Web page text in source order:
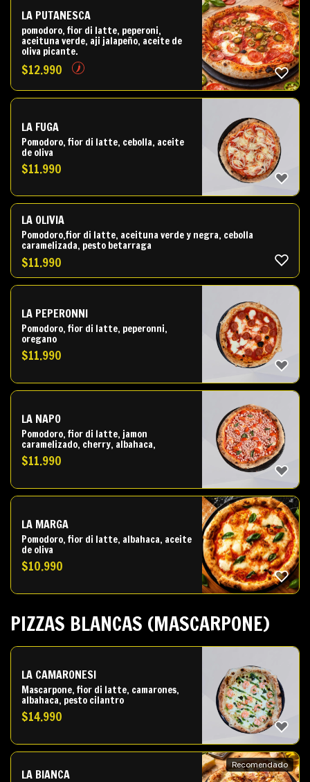
LA PUTANESCA
pomodoro, fior di latte, peperoni,
aceituna verde, aji jalapeño, aceite de
oliva picante.
$12.990
LA FUGA
Pomodoro, fior di latte, cebolla, aceite
de oliva
$11.990
LA OLIVIA
Pomodoro,fior di latte, aceituna verde y negra, cebolla
caramelizada, pesto betarraga
$11.990
LA PEPERONNI
Pomodoro, fior di latte, peperonni,
oregano
$11.990
LA NAPO
Pomodoro, fior di latte, jamon
caramelizado, cherry, albahaca,
$11.990
LA MARGA
Pomodoro, fior di latte, albahaca, aceite
de oliva
$10.990
PIZZAS BLANCAS (MASCARPONE)
LA CAMARONESI
Mascarpone, fior di latte, camarones,
albahaca, pesto cilantro
$14.990
LA BIANCA
Recomendado